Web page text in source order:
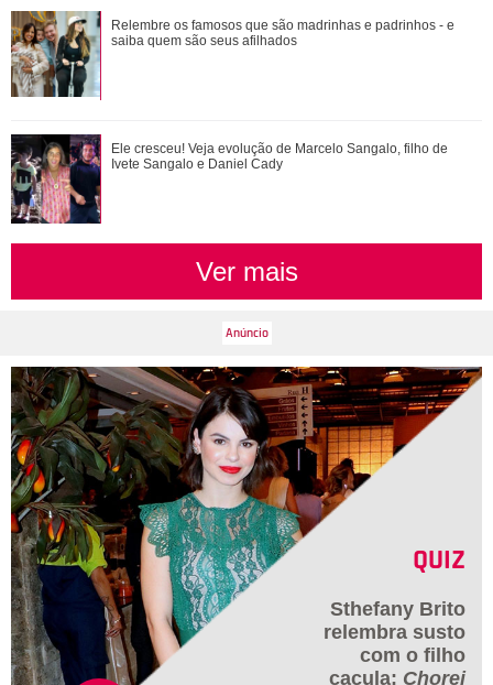
Cristiano Ronaldo deixa comentário exaltando a noiva em
vídeo de Márcia Goldschmidt; enten...
Time Adriana ou time Brandão? Veja de que lado os
personagens de Quem Ama Cuida estão
Relembre os famosos que são madrinhas e padrinhos - e
saiba quem são seus afilhados
Ele cresceu! Veja evolução de Marcelo Sangalo, filho de
Ivete Sangalo e Daniel Cady
Ver mais
QUIZ
Sthefany Brito
relembra susto
com o filho
caçula: Chorei